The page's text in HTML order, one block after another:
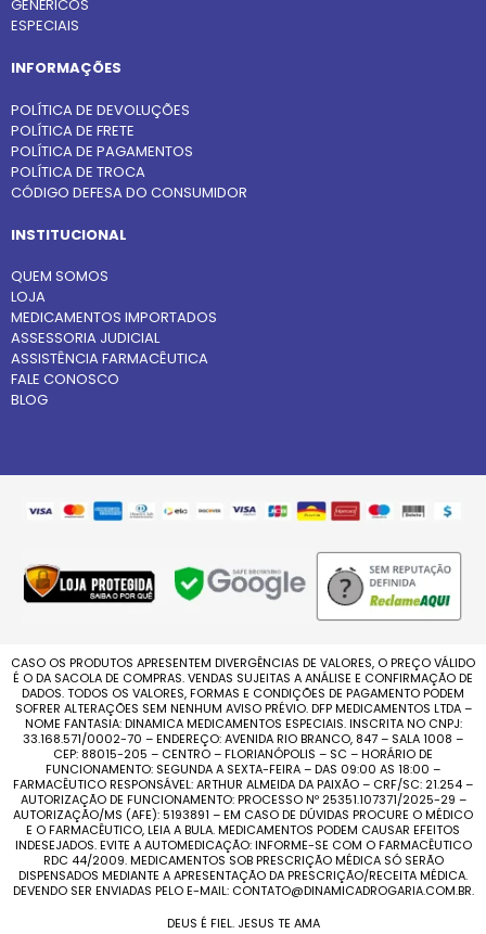
GENÉRICOS
ESPECIAIS
INFORMAÇÕES
POLÍTICA DE DEVOLUÇÕES
POLÍTICA DE FRETE
POLÍTICA DE PAGAMENTOS
POLÍTICA DE TROCA
CÓDIGO DEFESA DO CONSUMIDOR
INSTITUCIONAL
QUEM SOMOS
LOJA
MEDICAMENTOS IMPORTADOS
ASSESSORIA JUDICIAL
ASSISTÊNCIA FARMACÊUTICA
FALE CONOSCO
BLOG
CASO OS PRODUTOS APRESENTEM DIVERGÊNCIAS DE VALORES, O PREÇO VÁLIDO
É O DA SACOLA DE COMPRAS. VENDAS SUJEITAS A ANÁLISE E CONFIRMAÇÃO DE
DADOS. TODOS OS VALORES, FORMAS E CONDIÇÕES DE PAGAMENTO PODEM
SOFRER ALTERAÇÕES SEM NENHUM AVISO PRÉVIO. DFP MEDICAMENTOS LTDA –
NOME FANTASIA: DINAMICA MEDICAMENTOS ESPECIAIS. INSCRITA NO CNPJ:
33.168.571/0002-70 – ENDEREÇO: AVENIDA RIO BRANCO, 847 – SALA 1008 –
CEP: 88015-205 – CENTRO – FLORIANÓPOLIS – SC – HORÁRIO DE
FUNCIONAMENTO: SEGUNDA A SEXTA-FEIRA – DAS 09:00 AS 18:00 –
FARMACÊUTICO RESPONSÁVEL: ARTHUR ALMEIDA DA PAIXÃO – CRF/SC: 21.254 –
AUTORIZAÇÃO DE FUNCIONAMENTO: PROCESSO Nº 25351.107371/2025-29 –
AUTORIZAÇÃO/MS (AFE): 5193891 – EM CASO DE DÚVIDAS PROCURE O MÉDICO
E O FARMACÊUTICO, LEIA A BULA. MEDICAMENTOS PODEM CAUSAR EFEITOS
INDESEJADOS. EVITE A AUTOMEDICAÇÃO: INFORME-SE COM O FARMACÊUTICO
RDC 44/2009. MEDICAMENTOS SOB PRESCRIÇÃO MÉDICA SÓ SERÃO
DISPENSADOS MEDIANTE A APRESENTAÇÃO DA PRESCRIÇÃO/RECEITA MÉDICA.
DEVENDO SER ENVIADAS PELO E-MAIL: CONTATO@DINAMICADROGARIA.COM.BR.
DEUS É FIEL. JESUS TE AMA